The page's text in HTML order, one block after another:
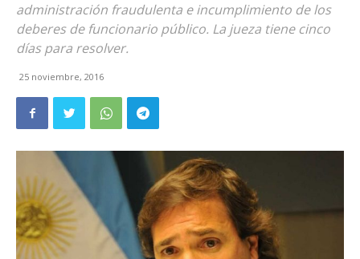
administración fraudulenta e incumplimiento de los
deberes de funcionario público. La jueza tiene cinco
días para resolver.
25 noviembre, 2016